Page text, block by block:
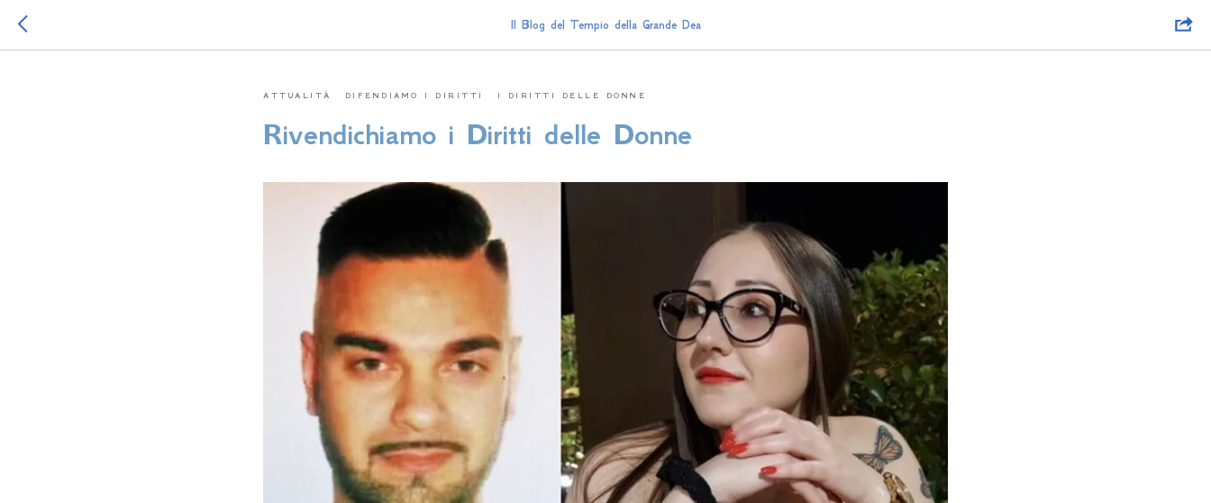
Il Blog del Tempio della Grande Dea
ATTUALITÀ DIFENDIAMO I DIRITTI I DIRITTI DELLE DONNE
Rivendichiamo i Diritti delle Donne